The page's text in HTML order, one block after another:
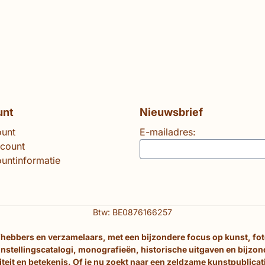
Nieuwsbrief
E-mailadres:
Btw: BE0876166257
en verzamelaars, met een bijzondere focus op kunst,
monografieën, historische uitgaven en
en betekenis. Of je nu zoekt naar een zeldzame